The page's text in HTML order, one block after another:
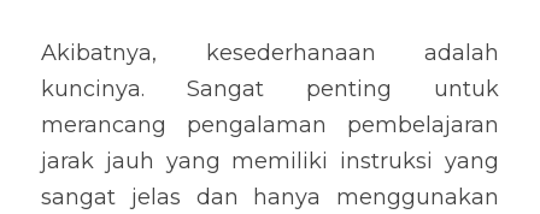
Akibatnya, kesederhanaan adalah
kuncinya. Sangat penting untuk
merancang pengalaman pembelajaran
jarak jauh yang memiliki instruksi yang
sangat jelas dan hanya menggunakan